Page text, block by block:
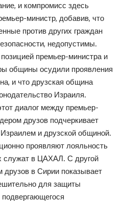
и компромисс здесь
министр, добавив, что
против других граждан
недопустимы.
премьер-министра и
общины осудили проявления
и что друзская община
Израиля.
диалог между премьер-
друзов подчеркивает
и друзской общиной.
проявляют лояльность
служат в ЦАХАЛ. С другой
в Сирии показывает
для защиты